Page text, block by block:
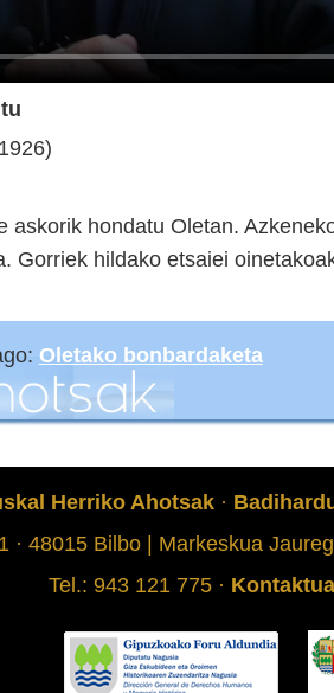
askorik hondatu Oletan.
Gorriek hildako etsaiei
Oletako bonbardaketa
Herriko Ahotsak ·
· 48015 Bilbo | Markeskua
Tel.: 943 121 775 · Kontaktua